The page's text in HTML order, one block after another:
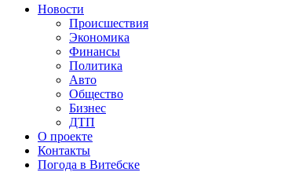
Новости
Происшествия
Экономика
Финансы
Политика
Авто
Общество
Бизнес
ДТП
О проекте
Контакты
Погода в Витебске